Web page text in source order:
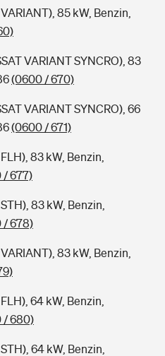
85 kW, Benzin,
VARIANT SYNCRO), 83
(0600 / 670)
VARIANT SYNCRO), 66
(0600 / 671)
83 kW, Benzin,
/ 677)
83 kW, Benzin,
/ 678)
83 kW, Benzin,
64 kW, Benzin,
/ 680)
64 kW, Benzin,